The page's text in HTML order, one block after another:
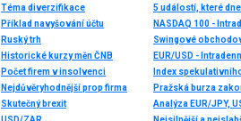
Téma diverzifikace
Příklad navyšování účtu
Ruský trh
Historické kurzy měn ČNB
Počet firem v insolvenci
Nejdůvěryhodnější prop firma
Skutečný brexit
5 událostí, které
NASDAQ 100 -
Swingové
EUR/USD -
Index
Analýza EUR/JPY,